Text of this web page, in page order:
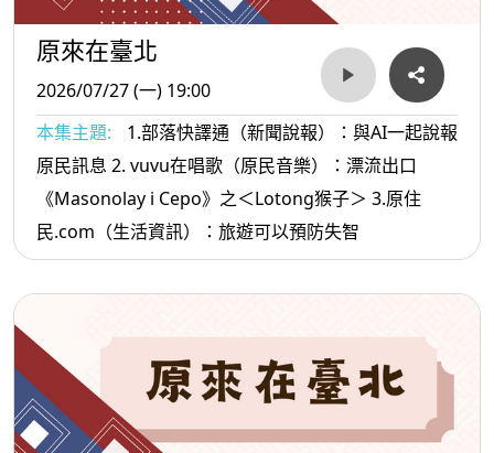
原來在臺北
2026/07/27 (一) 19:00
本集主題:
1.部落快譯通（新聞說報）：與AI一起說報
原民訊息 2. vuvu在唱歌（原民音樂）：漂流出口
《Masonolay i Cepo》之＜Lotong猴子＞ 3.原住
民.com（生活資訊）：旅遊可以預防失智